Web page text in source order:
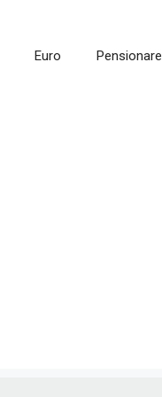
Euro Pensionare